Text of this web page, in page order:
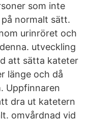
som inte
normalt sätt.
urinröret och
utveckling
att sätta kateter
länge och då
Uppfinnaren
dra ut katetern
omvårdnad vid